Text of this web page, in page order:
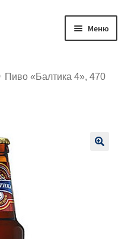
Меню
Пиво «Балтика 4», 470